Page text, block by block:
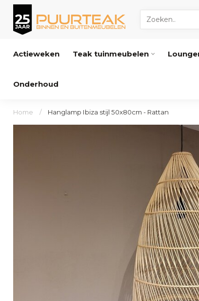
Actieweken Teak tuinmeubelen
Onderhoud
Home / Hanglamp Ibiza stijl 50x80cm - Rattan